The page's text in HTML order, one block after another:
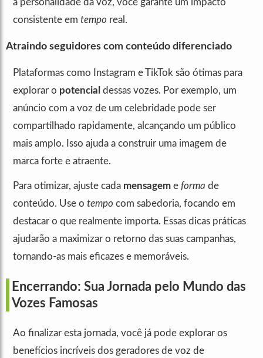
a personalidade da voz, você garante um impacto
consistente em tempo real.
Atraindo seguidores com conteúdo diferenciado
Plataformas como Instagram e TikTok são ótimas para
explorar o potencial dessas vozes. Por exemplo, um
anúncio com a voz de um celebridade pode ser
compartilhado rapidamente, alcançando um público
mais amplo. Isso ajuda a construir uma imagem de
marca forte e atraente.
Para otimizar, ajuste cada mensagem e forma de
conteúdo. Use o tempo com sabedoria, focando em
destacar o que realmente importa. Essas dicas práticas
ajudarão a maximizar o retorno das suas campanhas,
tornando-as mais eficazes e memoráveis.
Encerrando: Sua Jornada pelo Mundo das
Vozes Famosas
Ao finalizar esta jornada, você já pode explorar os
benefícios incríveis dos geradores de voz de